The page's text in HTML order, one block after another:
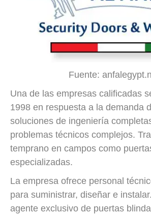
Fuente:
Una de las empresas calificadas
1998 en respuesta a la demanda
soluciones de ingeniería
problemas técnicos complejos.
temprano en campos como
especializadas.
La empresa ofrece personal
para suministrar, diseñar e
agente exclusivo de puertas